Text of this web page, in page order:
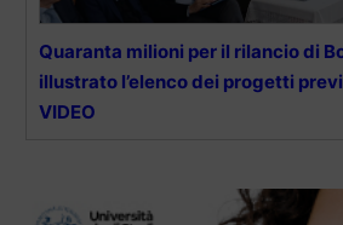
Quaranta milioni per il rilancio di
illustrato l’elenco dei progetti
VIDEO